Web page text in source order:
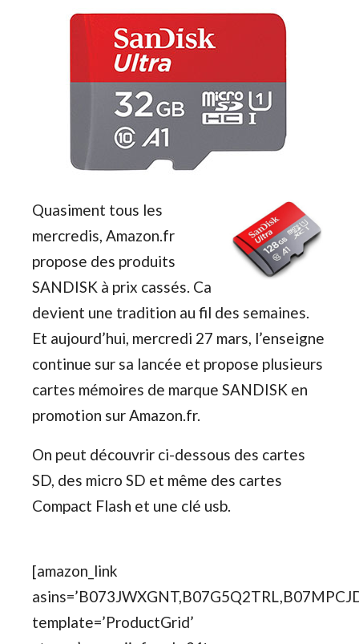
Quasiment tous les
mercredis, Amazon.fr
propose des produits
SANDISK à prix cassés. Ca
devient une tradition au fil des semaines.
Et aujourd’hui, mercredi 27 mars, l’enseigne
continue sur sa lancée et propose plusieurs
cartes mémoires de marque SANDISK en
promotion sur Amazon.fr.
On peut découvrir ci-dessous des cartes
SD, des micro SD et même des cartes
Compact Flash et une clé usb.
[amazon_link
template=’ProductGrid’